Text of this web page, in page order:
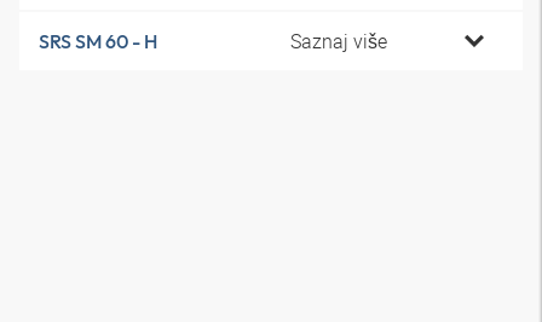
SRS SM 60 - H Saznaj više